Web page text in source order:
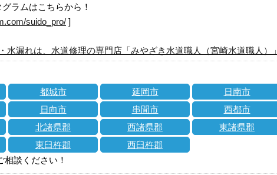
ラムはこちらから！
suido_pro/ ]
水漏れは、水道修理の専門店「みやざき水道職人（宮崎水道職人）」
都城市 延岡市
日南市
日向市 串間市
西都市
北諸県郡 西諸県郡
東諸県郡
東臼杵郡
西臼杵郡
談ください！